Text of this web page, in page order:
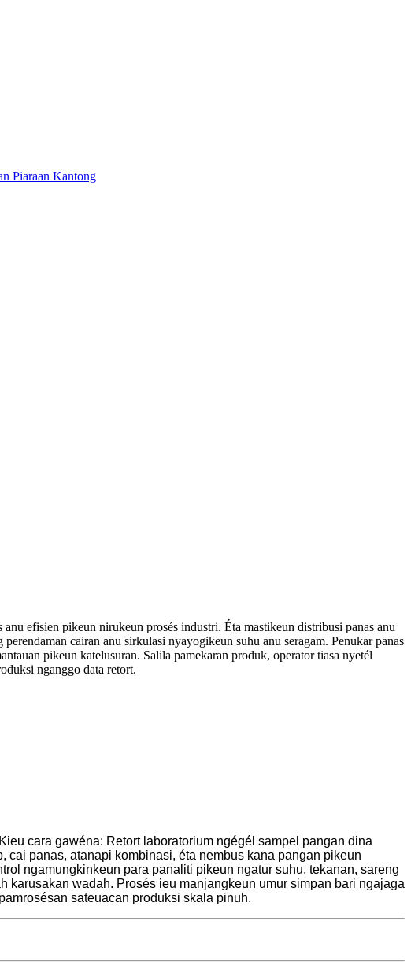
efisien pikeun nirukeun prosés industri. Éta mastikeun distribusi panas anu
cairan anu sirkulasi nyayogikeun suhu anu seragam. Penukar panas
pikeun katelusuran. Salila pamekaran produk, operator tiasa nyetél
nganggo data retort.
cara gawéna: Retort laboratorium ngégél sampel pangan dina
panas, atanapi kombinasi, éta nembus kana pangan pikeun
ngamungkinkeun para panaliti pikeun ngatur suhu, tekanan, sareng
wadah. Prosés ieu manjangkeun umur simpan bari ngajaga
sateuacan produksi skala pinuh.